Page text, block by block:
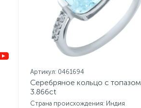
Артикул: 0461694
Серебряное кольцо с топазом
3.866ct
Страна происхождения: Индия